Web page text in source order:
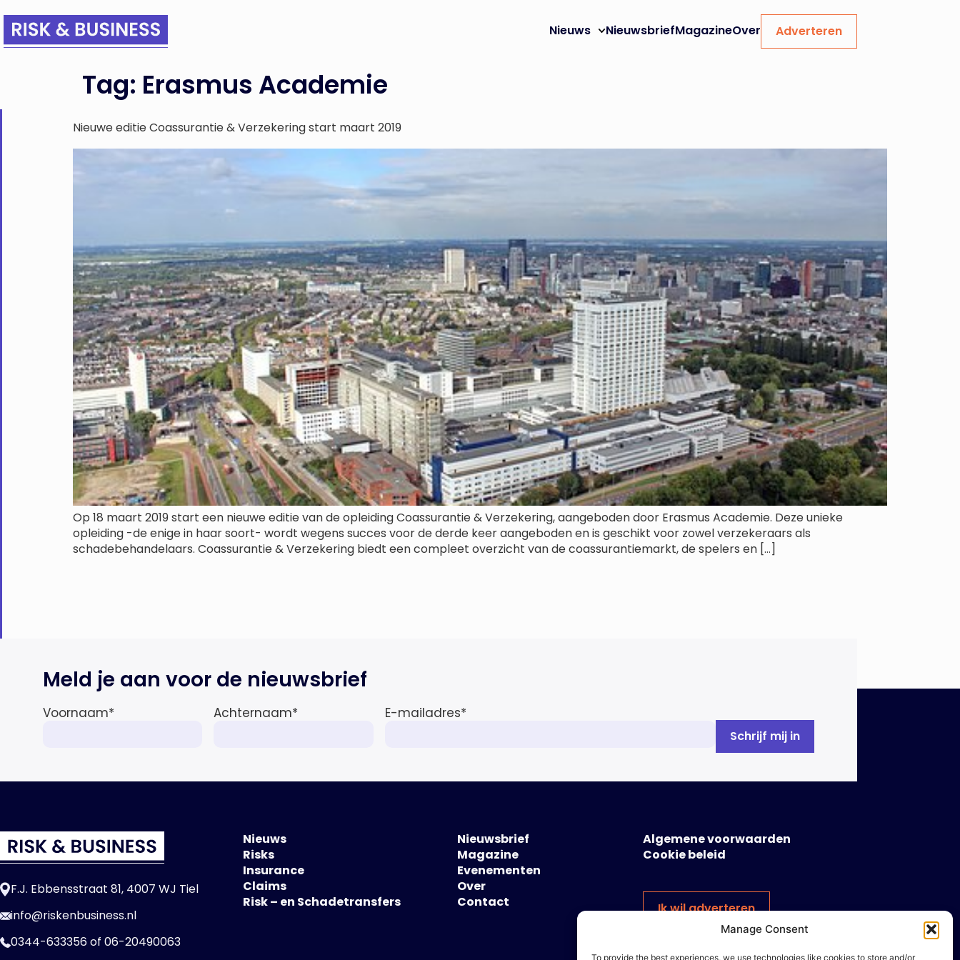
Manage Consent
To provide the best experiences, we use technologies like cookies to store and/or
Nieuws NieuwsbriefMagazineOver Adverteren
Tag: Erasmus Academie
Nieuwe editie Coassurantie & Verzekering start maart 2019
Op 18 maart 2019 start een nieuwe editie van de opleiding Coassurantie & Verzekering, aangeboden door Erasmus Academie. Deze unieke
opleiding -de enige in haar soort- wordt wegens succes voor de derde keer aangeboden en is geschikt voor zowel verzekeraars als
schadebehandelaars. Coassurantie & Verzekering biedt een compleet overzicht van de coassurantiemarkt, de spelers en […]
Meld je aan voor de nieuwsbrief
Voornaam* Achternaam* E-mailadres*
F.J. Ebbensstraat 81, 4007 WJ Tiel
info@riskenbusiness.nl
0344-633356of 06-20490063
Nieuws
Risks
Insurance
Claims
Risk – en Schadetransfers
Nieuwsbrief
Magazine
Evenementen
Over
Contact
Algemene voorwaarden
Cookie beleid
Ik wil adverteren